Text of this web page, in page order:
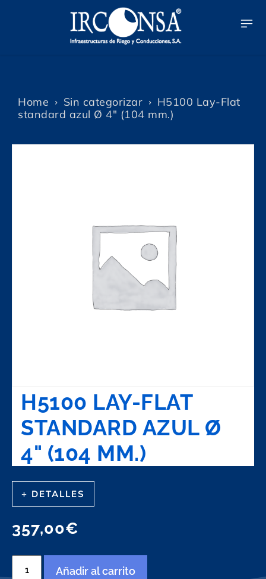
Home Sin categorizar
H5100 Lay-Flat
standard azul Ø 4″ (104 mm.)
H5100 LAY-FLAT
STANDARD AZUL Ø
4" (104 MM.)
+ DETALLES
357,00€
Lay-
Añadir al carrito